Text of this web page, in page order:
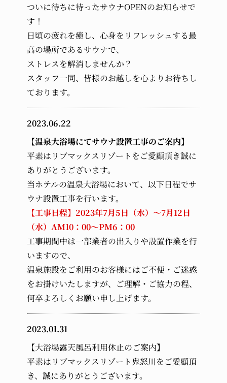
ついに待ちに待ったサウナOPENのお知らせで
す！
日頃の疲れを癒し、心身をリフレッシュする最
高の場所であるサウナで、
ストレスを解消しませんか？
スタッフ一同、皆様のお越しを心よりお待ちし
ております。
2023.06.22
【温泉大浴場にてサウナ設置工事のご案内】
平素はリブマックスリゾートをご愛顧頂き誠に
ありがとうございます。
当ホテルの温泉大浴場において、以下日程でサ
ウナ設置工事を行います。
【工事日程】2023年7月5日（水）〜7月12日
（水）AM10：00〜PM6：00
工事期間中は一部業者の出入りや設置作業を行
いますので、
温泉施設をご利用のお客様にはご不便・ご迷惑
をお掛けいたしますが、ご理解・ご協力の程、
何卒よろしくお願い申し上げます。
2023.01.31
【大浴場露天風呂利用休止のご案内】
平素はリブマックスリゾート鬼怒川をご愛顧頂
き、誠にありがとうございます。